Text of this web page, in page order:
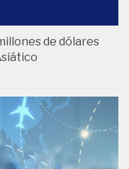
de dólares